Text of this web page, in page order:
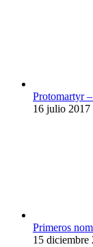
Protomartyr
16 julio 2017
Primeros
15 diciembre